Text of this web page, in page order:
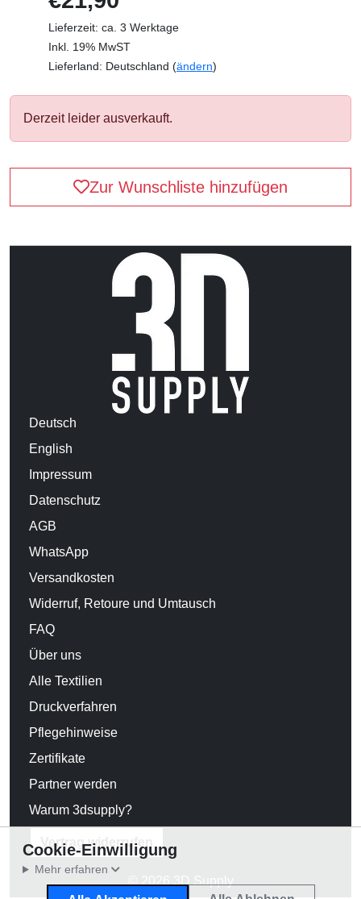
Lieferzeit: ca. 3 Werktage
Inkl. 19% MwST
Lieferland: Deutschland (ändern)
Derzeit leider ausverkauft.
Zur Wunschliste hinzufügen
Deutsch
English
Impressum
Datenschutz
AGB
WhatsApp
Versandkosten
Widerruf, Retoure und Umtausch
FAQ
Über uns
Alle Textilien
Druckverfahren
Pflegehinweise
Zertifikate
Partner werden
Warum 3dsupply?
Vertrag widerrufen
© 2026 3D Supply
Cookie-Einwilligung
Mehr erfahren